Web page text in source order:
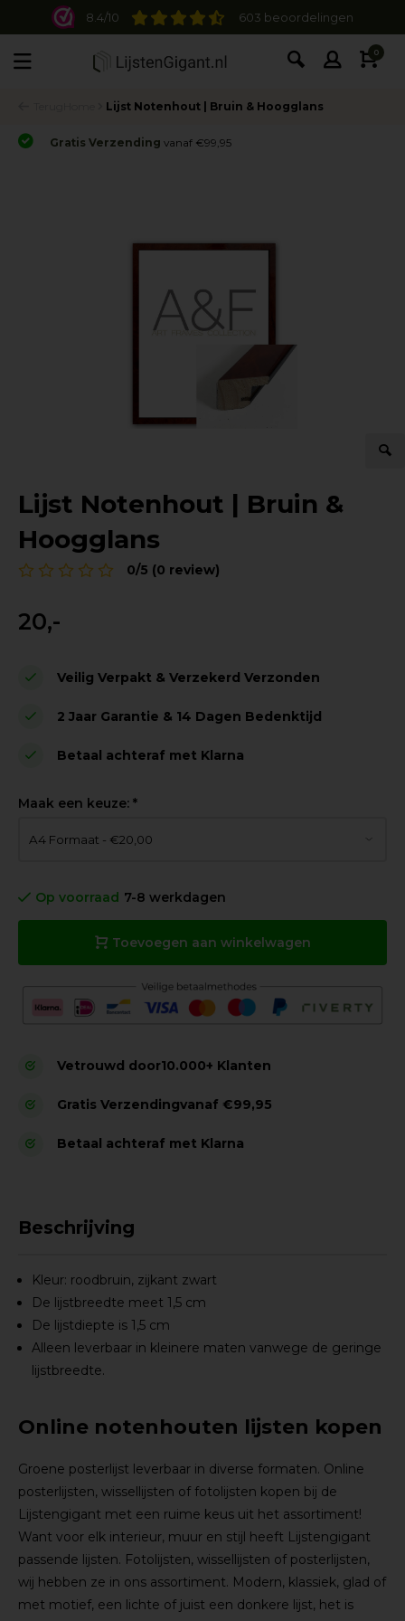
8.4/10 603 beoordelingen
0
Lijst Notenhout | Bruin & Hoogglans
Gratis Verzending vanaf €99,95
Lijst Notenhout | Bruin &
Hoogglans
0/5 (0 review)
20,-
Veilig Verpakt & Verzekerd Verzonden
2 Jaar Garantie & 14 Dagen Bedenktijd
Betaal achteraf met Klarna
Maak een keuze: *
Op voorraad 7-8 werkdagen
Toevoegen aan winkelwagen
Vetrouwd door10.000+ Klanten
Gratis Verzendingvanaf €99,95
Betaal achteraf met Klarna
Beschrijving
Kleur: roodbruin, zijkant zwart
De lijstbreedte meet 1,5 cm
De lijstdiepte is 1,5 cm
Alleen leverbaar in kleinere maten vanwege de geringe
lijstbreedte.
Online notenhouten lijsten kopen
Groene posterlijst leverbaar in diverse formaten. Online
posterlijsten, wissellijsten of fotolijsten kopen bij de
Lijstengigant met een ruime keus uit het assortiment!
Want voor elk interieur, muur en stijl heeft Lijstengigant
passende lijsten. Fotolijsten, wissellijsten of posterlijsten,
wij hebben ze in ons assortiment. Modern, klassiek, glad of
met motief, een lichte of juist een donkere lijst, het is